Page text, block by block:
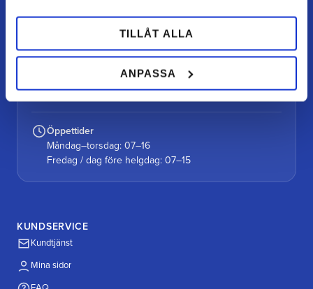
TILLÅT ALLA
ANPASSA
Alutorp, Frestensfällevägen 64
26996 Båstad
Öppettider
Måndag–torsdag: 07–16
Fredag / dag före helgdag: 07–15
KUNDSERVICE
Kundtjänst
Mina sidor